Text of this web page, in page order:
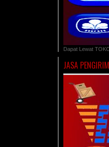
Dapat Lewat
JASA